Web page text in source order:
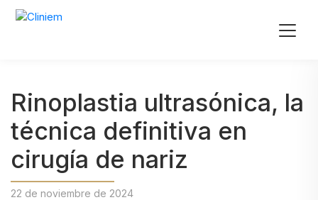
Rinoplastia ultrasónica, la
técnica definitiva en
cirugía de nariz
22 de noviembre de 2024